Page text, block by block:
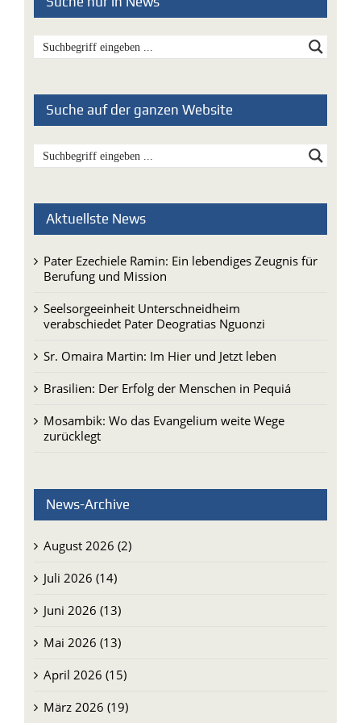
Suche nur in News
Suche auf der ganzen Website
Aktuellste News
Berufung und Mission
verabschiedet Pater Deogratias Nguonzi
Sr. Omaira Martin: Im Hier und Jetzt leben
Brasilien: Der Erfolg der Menschen in Pequiá
News-Archive
August 2026 (2)
Juli 2026 (14)
Juni 2026 (13)
Mai 2026 (13)
April 2026 (15)